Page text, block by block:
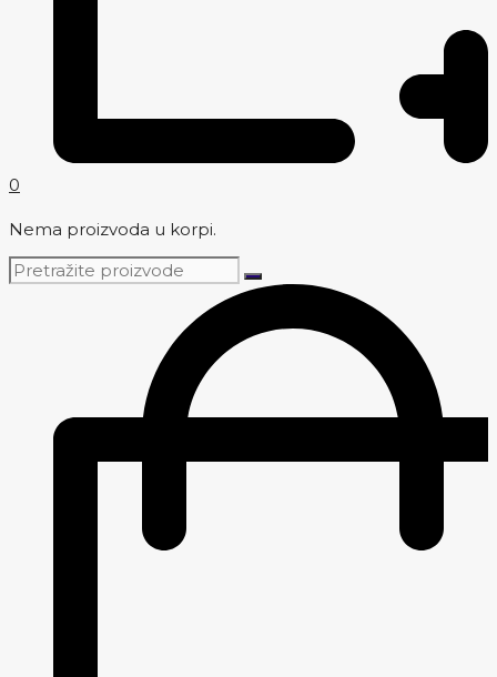
0
Nema proizvoda u korpi.